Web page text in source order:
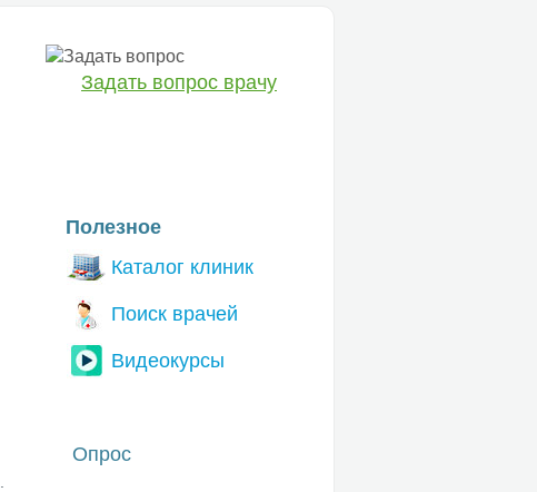
Задать вопрос врачу
Полезное
Каталог клиник
Поиск врачей
Видеокурсы
Опрос